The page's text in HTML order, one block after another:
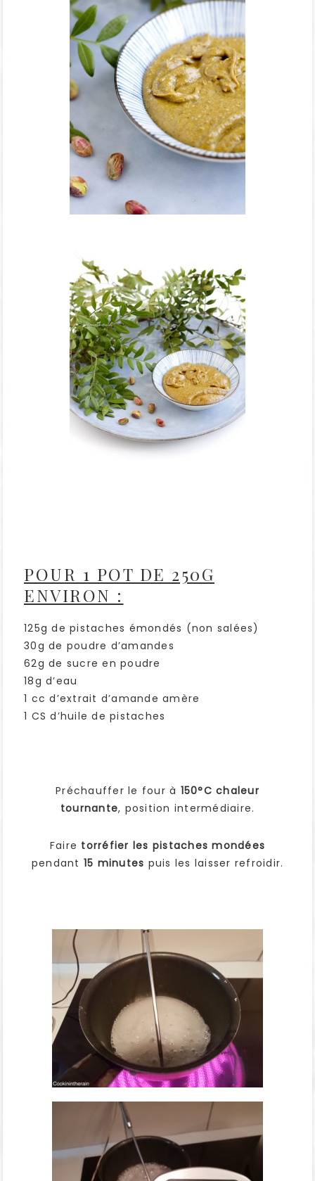
POUR 1 POT DE 250G
ENVIRON :
125g de pistaches émondés (non salées)
30g de poudre d’amandes
62g de sucre en poudre
18g d’eau
1 cc d’extrait d’amande amère
1 CS d’huile de pistaches
Préchauffer le four à 150°C chaleur
tournante, position intermédiaire.
Faire torréfier les pistaches mondées
pendant 15 minutes puis les laisser refroidir.